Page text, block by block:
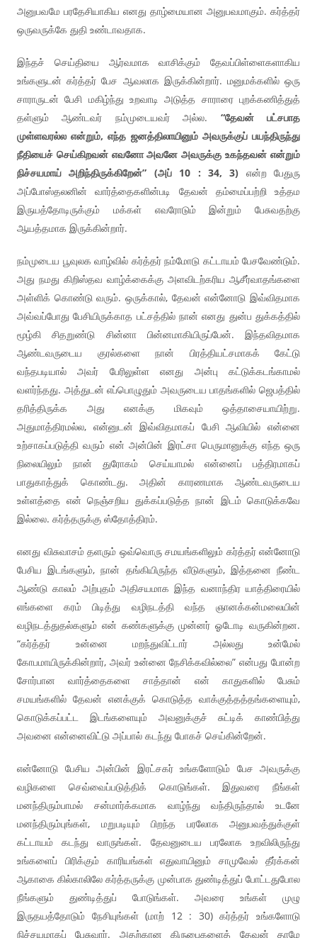
அனுபவமே பரதேசியாகிய எனது தாழ்மையான அனுபவமாகும். கர்த்தர்
ஒருவருக்கே துதி உண்டாவதாக.
இந்தச் செய்தியை ஆர்வமாக வாசிக்கும் தேவப்பிள்ளைகளாகிய
உங்களுடன் கர்த்தர் பேச ஆவலாக இருக்கின்றார். மனுமக்களில் ஒரு
சாராருடன் பேசி மகிழ்ந்து உறவாடி அடுத்த சாராரை புறக்கணித்துத்
தள்ளும் ஆண்டவர் நம்முடையவர் அல்ல. “தேவன் பட்சபாத
முள்ளவரல்ல என்றும், எந்த ஜனத்திலாயினும் அவருக்குப் பயந்திருந்து
நீதியைச் செய்கிறவன் எவனோ அவனே அவருக்கு உகந்தவன் என்றும்
நிச்சயமாய் அறிந்திருக்கிறேன்” (அப் 10 : 34, 3) என்ற பேதுரு
அப்போஸ்தலனின் வார்த்தைகளின்படி தேவன் தம்மைப்பற்றி உத்தம
இருயத்தோடிருக்கும் மக்கள் எவரோடும் இன்றும் பேசுவதற்கு
ஆயத்தமாக இருக்கின்றார்.
நம்முடைய பூவுலக வாழ்வில் கர்த்தர் நம்மோடு கட்டாயம் பேசவேண்டும்.
அது நமது கிறிஸ்தவ வாழ்க்கைக்கு அளவிடற்கரிய ஆசீர்வாதங்களை
அள்ளிக் கொண்டு வரும். ஒருக்கால், தேவன் என்னோடு இவ்விதமாக
அவ்வப்போது பேசியிருக்காத பட்சத்தில் நான் எனது துன்ப துக்கத்தில்
மூழ்கி சிதறுண்டு சின்னா பின்னமாகியிருப்பேன். இந்தவிதமாக
ஆண்டவருடைய குரல்களை நான் பிரத்தியட்சமாகக் கேட்டு
வந்தபடியால் அவர் பேரிலுள்ள எனது அன்பு கட்டுக்கடங்காமல்
வளர்ந்தது. அத்துடன் எப்பொழுதும் அவருடைய பாதங்களில் ஜெபத்தில்
தரித்திருக்க அது எனக்கு மிகவும் ஒத்தாசையாயிற்று.
அதுமாத்திரமல்ல, என்னுடன் இவ்விதமாகப் பேசி ஆவியில் என்னை
உற்சாகப்படுத்தி வரும் என் அன்பின் இரட்சா பெருமானுக்கு எந்த ஒரு
நிலையிலும் நான் துரோகம் செய்யாமல் என்னைப் பத்திரமாகப்
பாதுகாத்துக் கொண்டது. அதின் காரணமாக ஆண்டவருடைய
உள்ளத்தை என் நெஞ்சறிய துக்கப்படுத்த நான் இடம் கொடுக்கவே
இல்லை. கர்த்தருக்கு ஸ்தோத்திரம்.
எனது விசுவாசம் தளரும் ஒவ்வொரு சமயங்களிலும் கர்த்தர் என்னோடு
பேசிய இடங்களும், நான் தங்கியிருந்த வீடுகளும், இத்தனை நீண்ட
ஆண்டு காலம் அற்புதம் அதிசயமாக இந்த வனாந்திர யாத்திரையில்
எங்களை கரம் பிடித்து வழிநடத்தி வந்த ஞானக்கன்மலையின்
வழிநடத்துதல்களும் என் கண்களுக்கு முன்னர் ஓடோடி வருகின்றன.
“கர்த்தர் உன்னை மறந்துவிட்டார் அல்லது உன்மேல்
கோபமாயிருக்கின்றார், அவர் உன்னை நேசிக்கவில்லை” என்பது போன்ற
சோர்பான வார்த்தைகளை சாத்தான் என் காதுகளில் பேசும்
சமயங்களில் தேவன் எனக்குக் கொடுத்த வாக்குத்தத்தங்களையும்,
கொடுக்கப்பட்ட இடங்களையும் அவனுக்குச் சுட்டிக் காண்பித்து
அவனை என்னைவிட்டு அப்பால் கடந்து போகச் செய்கின்றேன்.
என்னோடு பேசிய அன்பின் இரட்சகர் உங்களோடும் பேச அவருக்கு
வழிகளை செவ்வைப்படுத்திக் கொடுங்கள். இதுவரை நீங்கள்
மனந்திரும்பாமல் சன்மார்க்கமாக வாழ்ந்து வந்திருந்தால் உடனே
மனந்திரும்புங்கள், மறுபடியும் பிறந்த பரலோக அனுபவத்துக்குள்
கட்டாயம் கடந்து வாருங்கள். தேவனுடைய பரலோக உறவிலிருந்து
உங்களைப் பிரிக்கும் காரியங்கள் எதுவாயினும் சாமுவேல் தீர்க்கன்
ஆகாகை கில்காலிலே கர்த்தருக்கு முன்பாக துண்டித்துப் போட்டதுபோல
நீங்களும் துண்டித்துப் போடுங்கள். அவரை உங்கள் முழு
இருதயத்தோடும் நேசியுங்கள் (மாற் 12 : 30) கர்த்தர் உங்களோடு
நிச்சயமாகப் பேசுவார். அதற்கான கிருபைகளைத் தேவன் தாமே